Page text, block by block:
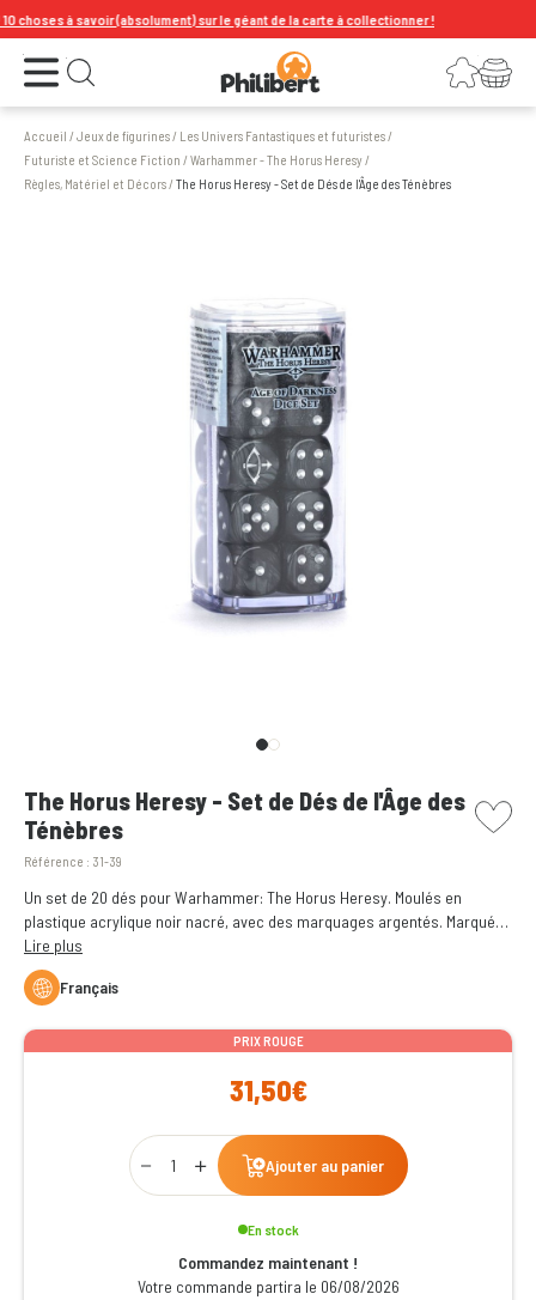
à savoir (absolument) sur le géant de la carte à collectionner !
Ouvrir le menu Ouvrir la recherche Connexion
Votre panier
Accueil /Jeux de figurines/ Les Univers Fantastiques et futuristes/
Futuriste et Science Fiction /Warhammer - The Horus Heresy/
Règles, Matériel et Décors/The Horus Heresy - Set de Dés de l'Âge des Ténèbres
The Horus Heresy - Set de Dés de l'Âge des
Ténèbres
Référence : 31-39
picto
Un set de 20 dés pour Warhammer: The Horus Heresy. Moulés en
plastique acrylique noir nacré, avec des marquages argentés. Marqués
de l'icône d'œil du Maître de Guerre Horus sur la face du 6. Décidez du
sort de la galaxie à chaque jet de dé.
Lire plus
Français
PRIX ROUGE
31,50€
Qty
Ajouter au panier
En stock
Commandez maintenant !
Votre commande partira le 06/08/2026